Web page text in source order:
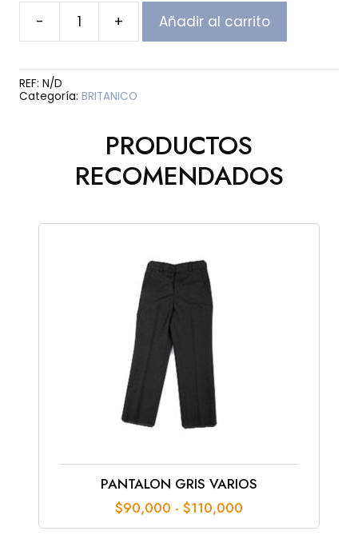
-
CHAQUETA
SUDADERA
+ Añadir al carrito
REF: N/D
Categoría: BRITANICO
PRODUCTOS
RECOMENDADOS
PANTALON GRIS VARIOS
$90,000 - $110,000
de